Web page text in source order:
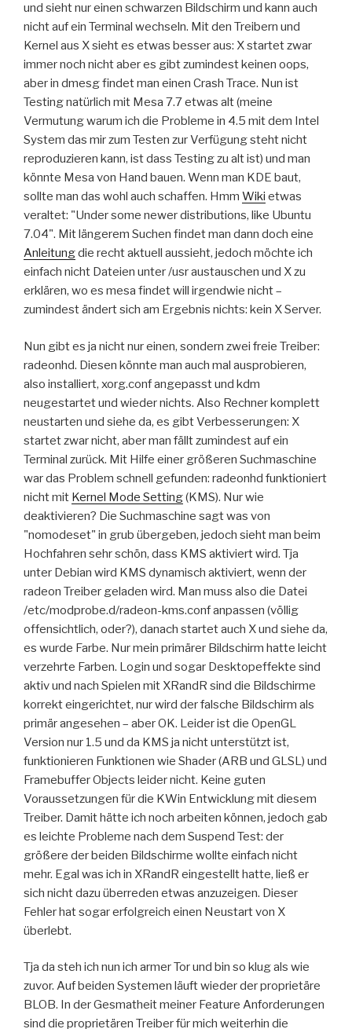
und sieht nur einen schwarzen Bildschirm und kann auch
nicht auf ein Terminal wechseln. Mit den Treibern und
Kernel aus X sieht es etwas besser aus: X startet zwar
immer noch nicht aber es gibt zumindest keinen oops,
aber in dmesg findet man einen Crash Trace. Nun ist
Testing natürlich mit Mesa 7.7 etwas alt (meine
Vermutung warum ich die Probleme in 4.5 mit dem Intel
System das mir zum Testen zur Verfügung steht nicht
reproduzieren kann, ist dass Testing zu alt ist) und man
könnte Mesa von Hand bauen. Wenn man KDE baut,
sollte man das wohl auch schaffen. Hmm Wiki etwas
veraltet: "Under some newer distributions, like Ubuntu
7.04". Mit längerem Suchen findet man dann doch eine
Anleitungdie recht aktuell aussieht, jedoch möchte ich
einfach nicht Dateien unter /usr austauschen und X zu
erklären, wo es mesa findet will irgendwie nicht –
zumindest ändert sich am Ergebnis nichts: kein X Server.
Nun gibt es ja nicht nur einen, sondern zwei freie Treiber:
radeonhd. Diesen könnte man auch mal ausprobieren,
also installiert, xorg.conf angepasst und kdm
neugestartet und wieder nichts. Also Rechner komplett
neustarten und siehe da, es gibt Verbesserungen: X
startet zwar nicht, aber man fällt zumindest auf ein
Terminal zurück. Mit Hilfe einer größeren Suchmaschine
war das Problem schnell gefunden: radeonhd funktioniert
nicht mit Kernel Mode Setting(KMS). Nur wie
deaktivieren? Die Suchmaschine sagt was von
"nomodeset" in grub übergeben, jedoch sieht man beim
Hochfahren sehr schön, dass KMS aktiviert wird. Tja
unter Debian wird KMS dynamisch aktiviert, wenn der
radeon Treiber geladen wird. Man muss also die Datei
/etc/modprobe.d/radeon-kms.conf anpassen (völlig
offensichtlich, oder?), danach startet auch X und siehe da,
es wurde Farbe. Nur mein primärer Bildschirm hatte leicht
verzehrte Farben. Login und sogar Desktopeffekte sind
aktiv und nach Spielen mit XRandR sind die Bildschirme
korrekt eingerichtet, nur wird der falsche Bildschirm als
primär angesehen – aber OK. Leider ist die OpenGL
Version nur 1.5 und da KMS ja nicht unterstützt ist,
funktionieren Funktionen wie Shader (ARB und GLSL) und
Framebuffer Objects leider nicht. Keine guten
Voraussetzungen für die KWin Entwicklung mit diesem
Treiber. Damit hätte ich noch arbeiten können, jedoch gab
es leichte Probleme nach dem Suspend Test: der
größere der beiden Bildschirme wollte einfach nicht
mehr. Egal was ich in XRandR eingestellt hatte, ließ er
sich nicht dazu überreden etwas anzuzeigen. Dieser
Fehler hat sogar erfolgreich einen Neustart von X
überlebt.
Tja da steh ich nun ich armer Tor und bin so klug als wie
zuvor. Auf beiden Systemen läuft wieder der proprietäre
BLOB. In der Gesmatheit meiner Feature Anforderungen
sind die proprietären Treiber für mich weiterhin die